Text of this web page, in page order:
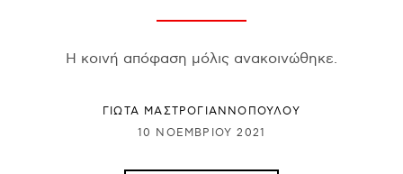
Η κοινή απόφαση μόλις ανακοινώθηκε.
ΓΙΩΤΑ ΜΑΣΤΡΟΓΙΑΝΝΟΠΟΥΛΟΥ
10 ΝΟΕΜΒΡΊΟΥ 2021